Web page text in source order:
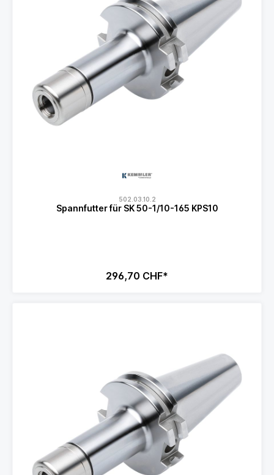
502.03.10.2
Spannfutter für SK 50-1/10-165 KPS10
296,70 CHF*